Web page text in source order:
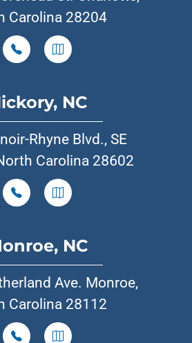
Carolina 28204
NC
Rhyne Blvd., SE
Carolina 28602
NC
Ave. Monroe,
Carolina 28112